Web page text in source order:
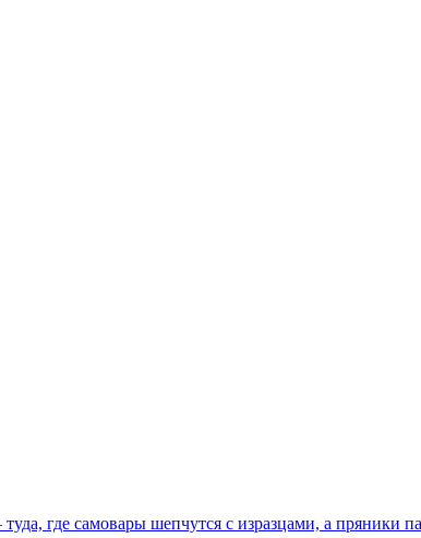
где самовары шепчутся с изразцами, а пряники